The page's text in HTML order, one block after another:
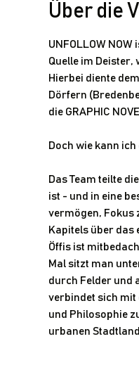
Über die
UNFOLLOW
Quelle im
Hierbei diente
Dörfern
die GRAPHIC
Doch wie kann
Das Team teilte
ist - und in eine
vermögen, Fokus
Kapitels über das
Öffis ist
Mal sitzt man
durch Felder und
verbindet sich mit
und Philosophie
urbanen